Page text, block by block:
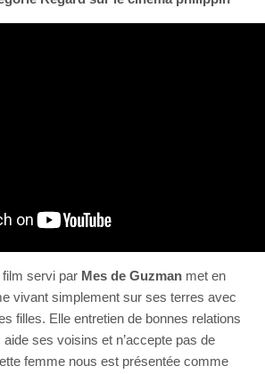
film servi par Mes de Guzman met en
vivant simplement sur ses terres avec
filles. Elle entretien de bonnes relations
ses voisins et n’accepte pas de
femme nous est présentée comme